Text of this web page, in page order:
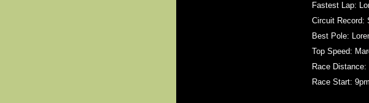
Fastest Lap:
Circuit Record:
Best Pole:
Top Speed:
Race
Race Start: